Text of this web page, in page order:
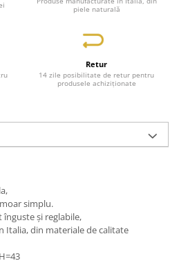
piele naturală
Retur
14 zile posibilitate de retur pentru
produsele achiziționate
simplu.
înguste și reglabile,
Italia, din materiale de calitate